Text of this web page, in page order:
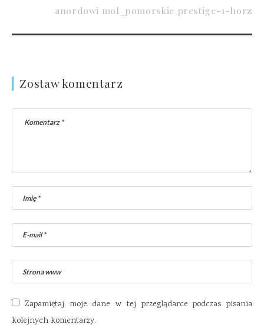
anordowi mol_pomorskie prestige-1-horz
Zostaw komentarz
Zapamiętaj moje dane w tej przeglądarce podczas pisania
kolejnych komentarzy.